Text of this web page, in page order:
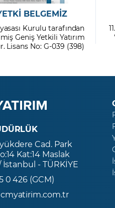
BELGEMİZ
Kurulu tarafından
Geniş Yetkili Yatırım
Lisans No: G-039 (398)
Cad. Park
Kat:14 Maslak
İstanbul - TÜRKİYE
0 426 (GCM)